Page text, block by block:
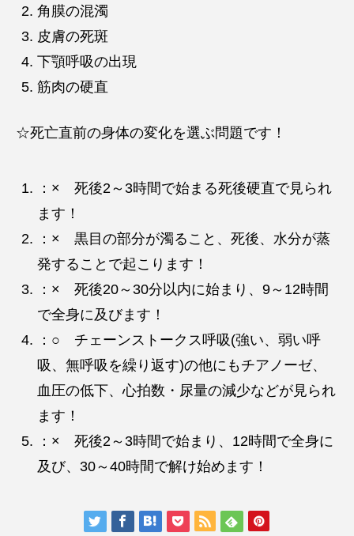
角膜の混濁
皮膚の死斑
下顎呼吸の出現
筋肉の硬直
☆死亡直前の身体の変化を選ぶ問題です！
：× 死後2～3時間で始まる死後硬直で見られ
ます！
：× 黒目の部分が濁ること、死後、水分が蒸
発することで起こります！
：× 死後20～30分以内に始まり、9～12時間
で全身に及びます！
：○ チェーンストークス呼吸(強い、弱い呼
吸、無呼吸を繰り返す)の他にもチアノーゼ、
血圧の低下、心拍数・尿量の減少などが見られ
ます！
：× 死後2～3時間で始まり、12時間で全身に
及び、30～40時間で解け始めます！